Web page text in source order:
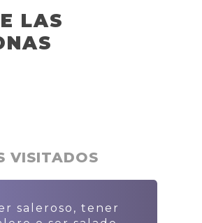
LAS
VISITADOS
saleroso, tener